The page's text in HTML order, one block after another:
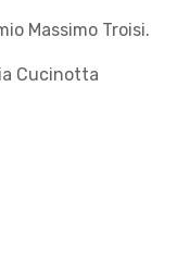
Massimo Troisi.
Cucinotta